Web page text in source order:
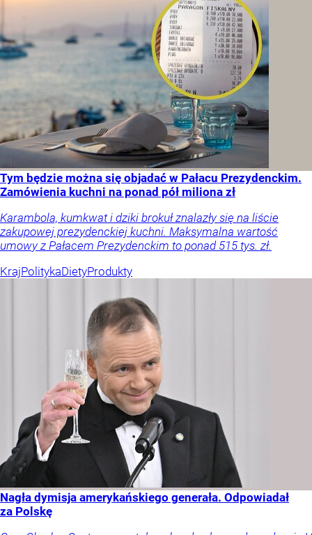
Tym będzie można się objadać w Pałacu Prezydenckim.
Zamówienia kuchni na ponad pół miliona zł
Karambola, kumkwat i dziki brokuł znalazły się na liście
zakupowej prezydenckiej kuchni. Maksymalna wartość
umowy z Pałacem Prezydenckim to ponad 515 tys. zł.
KrajPolitykaDietyProdukty
Nagła dymisja amerykańskiego generała. Odpowiadał
za Polskę